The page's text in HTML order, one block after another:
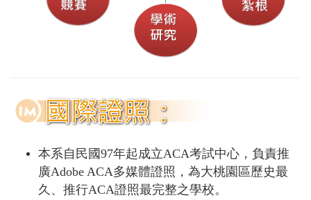
本系自民國97年起成立ACA考試中心，負責推
廣Adobe ACA多媒體證照，為大桃園區歷史最
久、推行ACA證照最完整之學校。